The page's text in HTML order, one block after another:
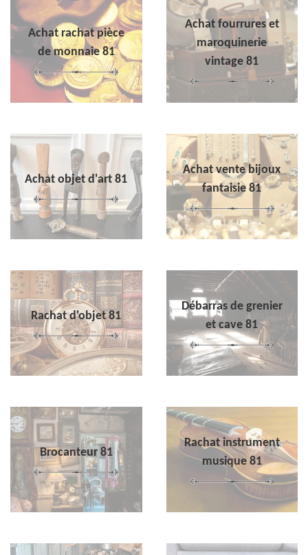
Achat rachat pièce
de monnaie 81
Achat fourrures et
maroquinerie
vintage 81
Achat objet d'art 81
Achat vente bijoux
fantaisie 81
Rachat d'objet 81
Débarras de grenier
et cave 81
Brocanteur 81
Rachat instrument
musique 81